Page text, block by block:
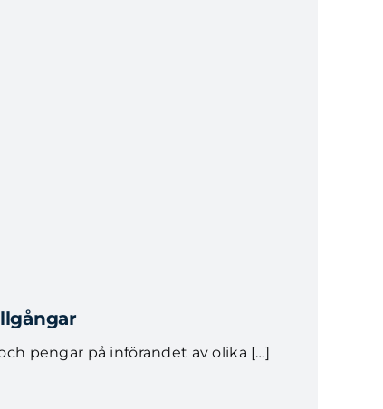
pengar på införandet av olika […]